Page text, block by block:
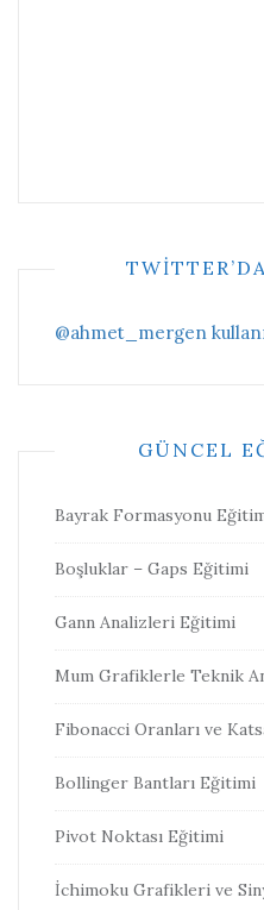
@ahmet_mergen
GÜNCEL
Bayrak Formasyonu
Boşluklar – Gaps Eğitimi
Gann Analizleri Eğitimi
Mum Grafiklerle Teknik
Fibonacci Oranları ve
Bollinger Bantları Eğitimi
Pivot Noktası Eğitimi
İchimoku Grafikleri ve